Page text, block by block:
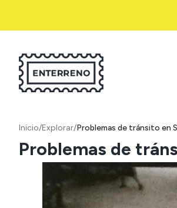
Inicio/Explorar/Problemas de tránsito en
Problemas de